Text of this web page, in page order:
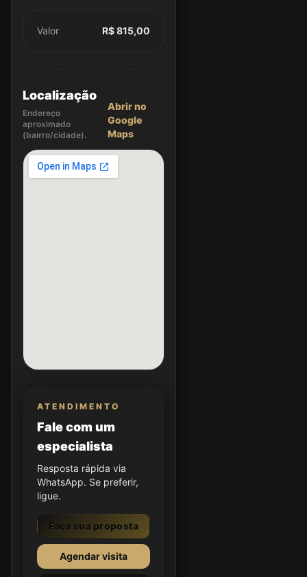
Valor R$ 815,00
Localização
Endereço
aproximado
(bairro/cidade).
Abrir no
Google
Maps
ATENDIMENTO
Fale com um
especialista
Resposta rápida via
WhatsApp. Se preferir,
ligue.
Faça sua proposta
Agendar visita